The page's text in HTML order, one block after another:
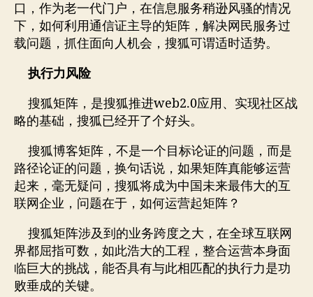
口，作为老一代门户，在信息服务稍逊风骚的情况
下，如何利用通信证主导的矩阵，解决网民服务过
载问题，抓住面向人机会，搜狐可谓适时适势。
执行力风险
搜狐矩阵，是搜狐推进web2.0应用、实现社区战
略的基础，搜狐已经开了个好头。
搜狐博客矩阵，不是一个目标论证的问题，而是
路径论证的问题，换句话说，如果矩阵真能够运营
起来，毫无疑问，搜狐将成为中国未来最伟大的互
联网企业，问题在于，如何运营起矩阵？
搜狐矩阵涉及到的业务跨度之大，在全球互联网
界都屈指可数，如此浩大的工程，整合运营本身面
临巨大的挑战，能否具有与此相匹配的执行力是功
败垂成的关键。